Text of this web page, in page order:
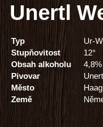
Unertl
Typ
Ur-
Stupňovitost
12°
Obsah alkoholu
4,8%
Pivovar
Město
Země